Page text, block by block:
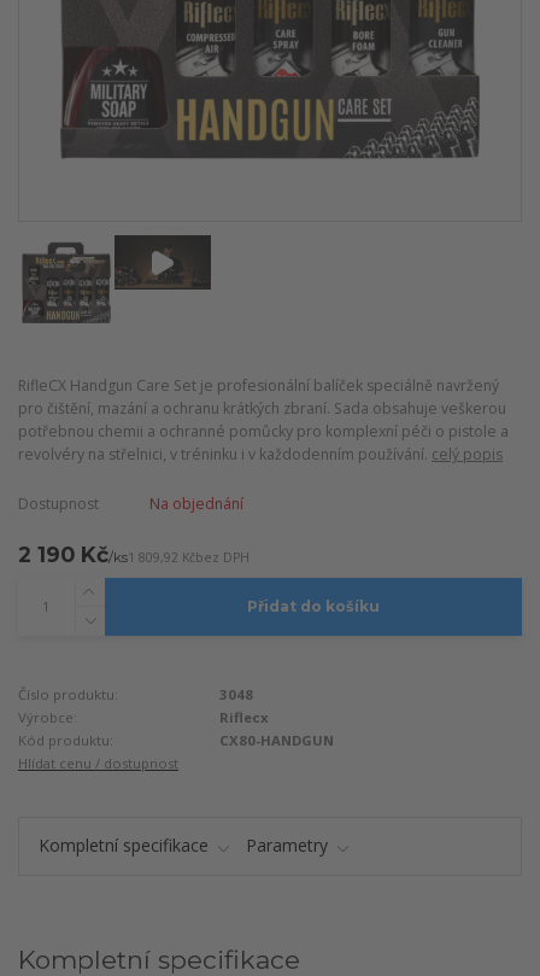
RifleCX Handgun Care Set je profesionální balíček speciálně navržený
pro čištění, mazání a ochranu krátkých zbraní. Sada obsahuje veškerou
potřebnou chemii a ochranné pomůcky pro komplexní péči o pistole a
revolvéry na střelnici, v tréninku i v každodenním používání. celý popis
Dostupnost Na objednání
2 190 Kč/ks1 809,92 Kčbez DPH
Přidat do košíku
Číslo produktu:
3048
Výrobce:
Riflecx
Kód produktu:
CX80-HANDGUN
Hlídat cenu / dostupnost
Kompletní specifikace Parametry
Kompletní specifikace